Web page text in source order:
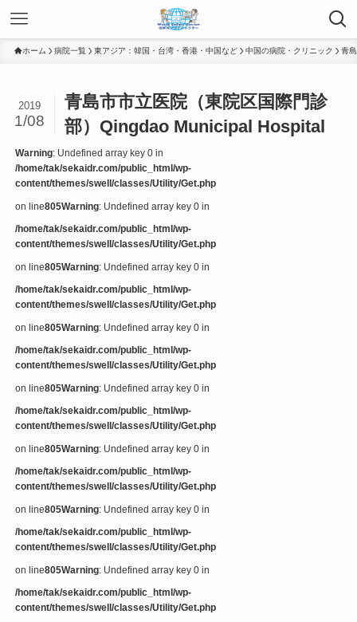
ホーム 病院一覧 東アジア：韓国・台湾・香港・中国など 中国の病院・クリニック 青
青島市市立医院（東院区国際門診
部）Qingdao Municipal Hospital
2019
1/08
Warning: Undefined array key 0 in
/home/tak/sekaidr.com/public_html/wp-
content/themes/swell/classes/Utility/Get.php
on line805Warning: Undefined array key 0 in
/home/tak/sekaidr.com/public_html/wp-
content/themes/swell/classes/Utility/Get.php
on line805Warning: Undefined array key 0 in
/home/tak/sekaidr.com/public_html/wp-
content/themes/swell/classes/Utility/Get.php
on line805Warning: Undefined array key 0 in
/home/tak/sekaidr.com/public_html/wp-
content/themes/swell/classes/Utility/Get.php
on line805Warning: Undefined array key 0 in
/home/tak/sekaidr.com/public_html/wp-
content/themes/swell/classes/Utility/Get.php
on line805Warning: Undefined array key 0 in
/home/tak/sekaidr.com/public_html/wp-
content/themes/swell/classes/Utility/Get.php
on line805Warning: Undefined array key 0 in
/home/tak/sekaidr.com/public_html/wp-
content/themes/swell/classes/Utility/Get.php
on line805Warning: Undefined array key 0 in
/home/tak/sekaidr.com/public_html/wp-
content/themes/swell/classes/Utility/Get.php